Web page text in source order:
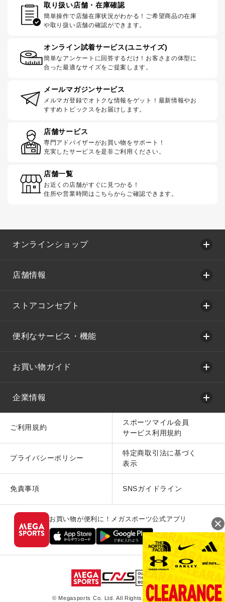
取り扱い店舗・在庫確認
簡単操作で店舗在庫状況がわかる！ご希望商品の在庫
や取り扱い店舗の確認ができます。
オンライン試着サービス(ユニサイズ)
簡単なアンケートに回答するだけ！お客さまの体型に
合った最適なサイズをご提案します。
メールマガジンサービス
メルマガ登録でオトクな情報をゲット！最新情報やお
すすめトピックスをお届けします。
店舗サービス
専門アドバイザーがお買い物をサポート！
充実したサービスを是非ご利用ください。
店舗一覧
お近くの店舗がすぐに見つかる！
住所や営業時間はこちらからご確認できます。
オンラインショップ
店舗情報
ストアコンセプト
便利なサービス・機能
お買い物ガイド
企業情報
ご利用規約
スポーツマイル会員
サービス利用規約
プライバシーポリシー
特定商取引法に基づく
表示
免責事項 SNSガイドライン
お買い物が便利に！メガスポーツ公式アプリ
© Megasports Co. Ltd. All Rights Reserved.